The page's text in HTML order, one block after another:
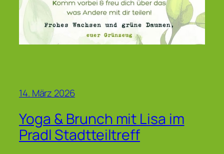
14. März 2026
Yoga & Brunch mit Lisa im
Pradl Stadtteiltreff